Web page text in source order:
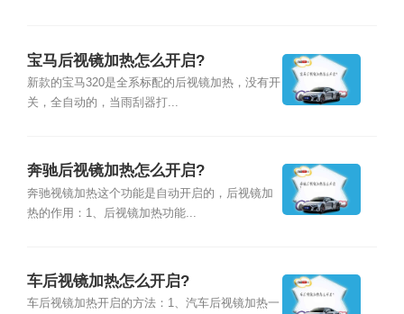
宝马后视镜加热怎么开启?
新款的宝马320是全系标配的后视镜加热，没有开
关，全自动的，当雨刮器打...
奔驰后视镜加热怎么开启?
奔驰视镜加热这个功能是自动开启的，后视镜加
热的作用：1、后视镜加热功能...
车后视镜加热怎么开启?
车后视镜加热开启的方法：1、汽车后视镜加热一